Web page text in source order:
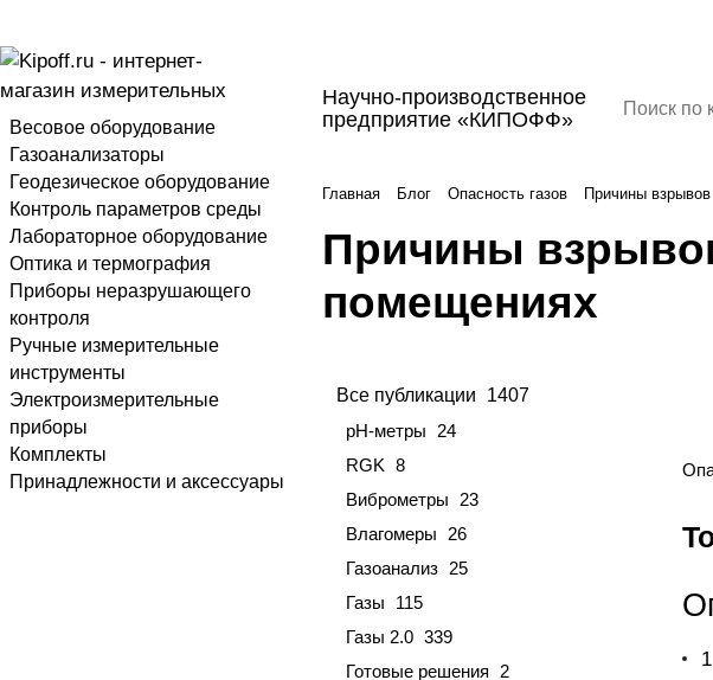
Научно-производственное
предприятие «КИПОФФ»
Главная Блог Опасность газов Причины
Причины
помещениях
Все публикации
1407
pH-метры
24
RGK 8
Виброметры
23
Влагомеры
26
Газоанализ 25
Газы
115
Газы 2.0 339
Готовые решения
2
Весовое оборудование
Газоанализаторы
Геодезическое оборудование
Контроль параметров среды
Лабораторное оборудование
Оптика и термография
Приборы неразрушающего
контроля
Ручные измерительные
инструменты
Электроизмерительные
приборы
Комплекты
Принадлежности и аксессуары